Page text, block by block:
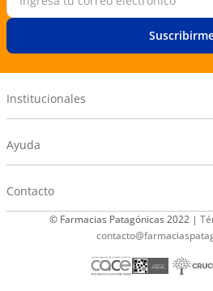
Institucionales
Ayuda
Contacto
© Farmacias Patagónicas 2022 |